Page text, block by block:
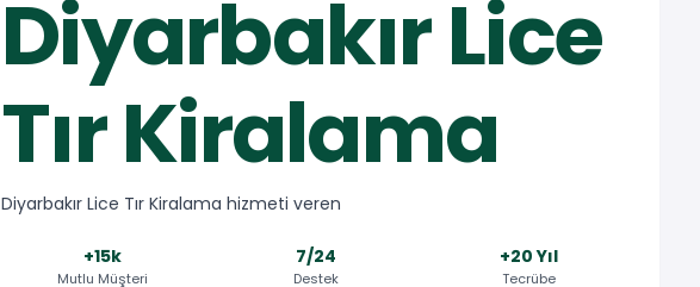
Diyarbakır Lice
Tır Kiralama
Diyarbakır Lice Tır Kiralama hizmeti veren
+15k
Mutlu Müşteri
7/24
Destek
+20 Yıl
Tecrübe